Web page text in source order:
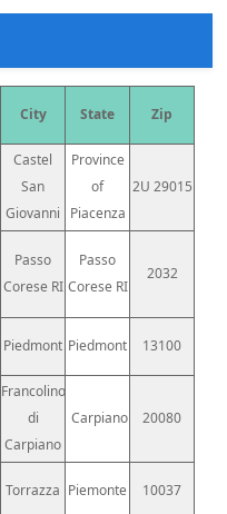
City State Zip
Castel
San
Giovanni
Province
of
Piacenza
2U 29015
Passo
Corese RI
Passo
Corese RI
2032
Piedmont Piedmont 13100
Francolino
di
Carpiano
Carpiano 20080
Torrazza Piemonte 10037